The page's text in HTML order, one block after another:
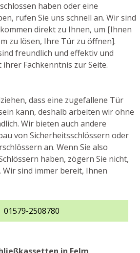
haben oder eine
rufen Sie uns schnell an. Wir sind
direkt zu Ihnen, um [Ihnen
zu lösen, Ihre Tür zu öffnen].
freundlich und effektiv und
Fachkenntnis zur Seite.
dass eine zugefallene Tür
kann, deshalb arbeiten wir ohne
Wir bieten auch andere
von Sicherheitsschlössern oder
an. Wenn Sie also
haben, zögern Sie nicht,
sind immer bereit, Ihnen
01579-2508780